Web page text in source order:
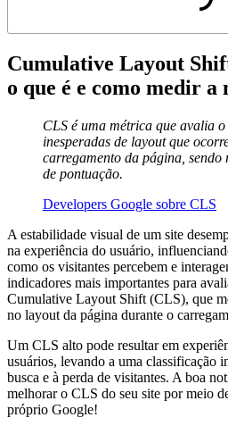
Cumulative Layout
o que é e como medir a
CLS é uma métrica que avalia
inesperadas de layout que
carregamento da página, sendo
de pontuação.
Developers Google sobre CLS
A estabilidade visual de um site
na experiência do usuário,
como os visitantes percebem e
indicadores mais importantes para
Cumulative Layout Shift (CLS), que
no layout da página durante o
Um CLS alto pode resultar em
usuários, levando a uma classificação
busca e à perda de visitantes. A boa
melhorar o CLS do seu site por meio
próprio Google!